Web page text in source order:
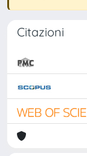
Citazioni